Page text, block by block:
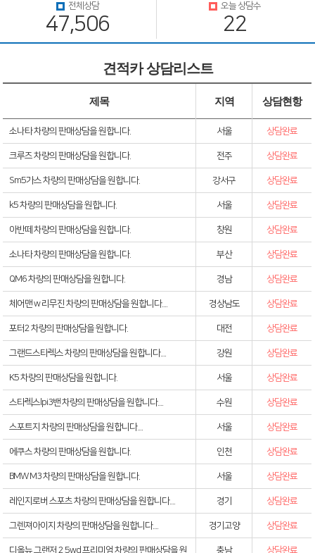
전체상담
47,506
오늘 상담수
22
견적카 상담리스트
제목 지역 상담현항
소나타 차량의 판매상담을 원합니다. 서울 상담완료
크루즈 차량의 판매상담을 원합니다. 전주 상담완료
Sm5가스 차량의 판매상담을 원합니다. 강서구 상담완료
k5 차량의 판매상담을 원합니다. 서울 상담완료
아반떼 차량의 판매상담을 원합니다. 창원 상담완료
소나타 차량의 판매상담을 원합니다. 부산 상담완료
QM6 차량의 판매상담을 원합니다. 경남 상담완료
체어맨 w 리무진 차량의 판매상담을 원합니다.... 경상남도 상담완료
포터2 차량의 판매상담을 원합니다. 대전 상담완료
그랜드스타렉스 차량의 판매상담을 원합니다.... 강원 상담완료
K5 차량의 판매상담을 원합니다. 서울 상담완료
스타렉스lpi3밴 차량의 판매상담을 원합니다.... 수원 상담완료
스포트지 차량의 판매상담을 원합니다.... 서울 상담완료
에쿠스 차량의 판매상담을 원합니다. 인천 상담완료
BMW M3 차량의 판매상담을 원합니다. 서울 상담완료
레인지로버 스포츠 차량의 판매상담을 원합니다.... 경기 상담완료
그렌져아이지 차량의 판매상담을 원합니다.... 경기고양 상담완료
디올뉴 그랜저 2.5wd 프리미엄 차량의 판매상담을 원 충남 상담완료